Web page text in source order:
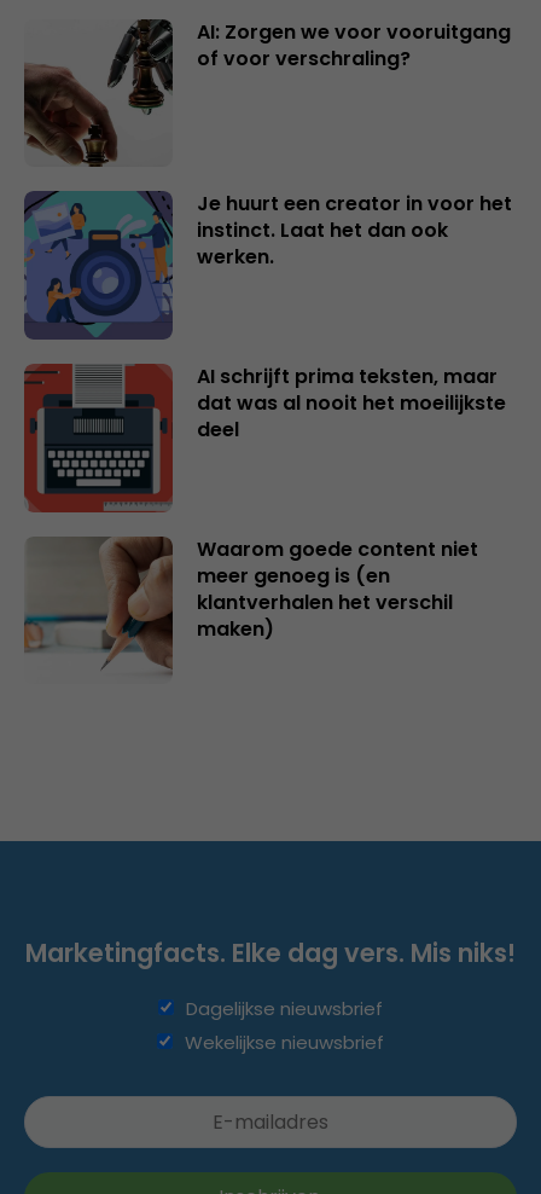
AI: Zorgen we voor vooruitgang
of voor verschraling?
Je huurt een creator in voor het
instinct. Laat het dan ook
werken.
AI schrijft prima teksten, maar
dat was al nooit het moeilijkste
deel
Waarom goede content niet
meer genoeg is (en
klantverhalen het verschil
maken)
Marketingfacts. Elke dag vers. Mis niks!
Dagelijkse nieuwsbrief
Wekelijkse nieuwsbrief